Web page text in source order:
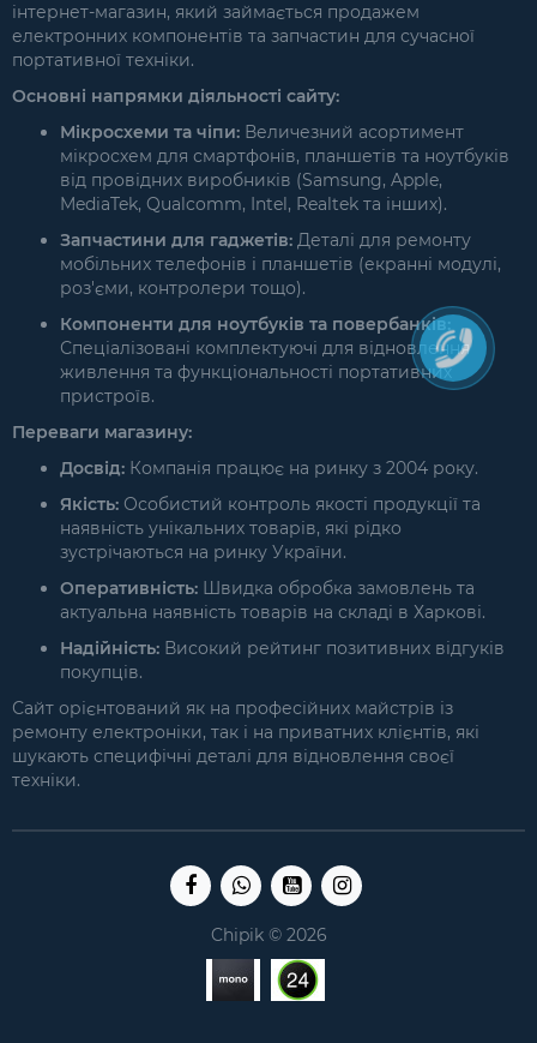
інтернет-магазин, який займається продажем
електронних компонентів та запчастин для сучасної
портативної техніки.
Основні напрямки діяльності сайту:
Мікросхеми та чіпи: Величезний асортимент
мікросхем для смартфонів, планшетів та ноутбуків
від провідних виробників (Samsung, Apple,
MediaTek, Qualcomm, Intel, Realtek та інших).
Запчастини для гаджетів: Деталі для ремонту
мобільних телефонів і планшетів (екранні модулі,
роз'єми, контролери тощо).
Компоненти для ноутбуків та повербанків:
Спеціалізовані комплектуючі для відновлення
живлення та функціональності портативних
пристроїв.
Переваги магазину:
Досвід: Компанія працює на ринку з 2004 року.
Якість: Особистий контроль якості продукції та
наявність унікальних товарів, які рідко
зустрічаються на ринку України.
Оперативність: Швидка обробка замовлень та
актуальна наявність товарів на складі в Харкові.
Надійність: Високий рейтинг позитивних відгуків
покупців.
Сайт орієнтований як на професійних майстрів із
ремонту електроніки, так і на приватних клієнтів, які
шукають специфічні деталі для відновлення своєї
техніки.
Chipik © 2026